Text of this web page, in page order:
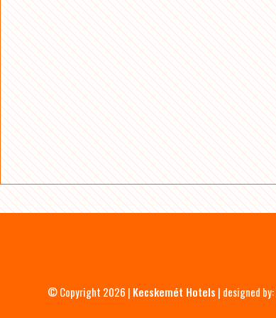
© Copyright 2026 | Kecskemét Hotels | designed by: